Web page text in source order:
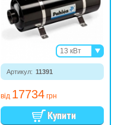
Артикул: 11391
від 17734 грн
13 кВт
28 кВт